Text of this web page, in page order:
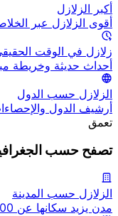
أكبر الزلازل
أقوى الزلازل عبر
زلازل في الوقت
أحداث حديثة وخريطة
الزلازل حسب الدول
أرشيف الدول
تعمق
تصفح حسب
الزلازل حسب المدينة
مدن يزيد سكانها عن 20,000 نسمة مع إحصاءات الزلازل القريبة.